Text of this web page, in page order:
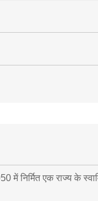
एक राज्य के